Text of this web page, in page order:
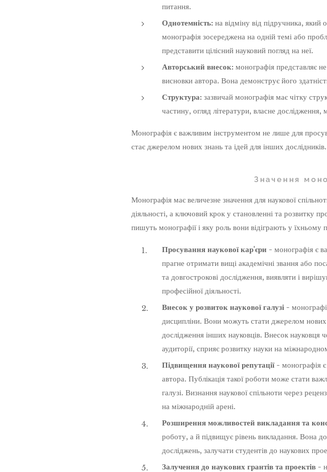
питання.
Однотемність: на відміну від підручника,
монографія зосереджена на одній темі або
представити цілісний науковий погляд на неї.
Авторський внесок: монографія представляє
висновки автора. Вона демонструє його
Структура: зазвичай монографія має чітку
частину, огляд літератури, власне дослідження,
Монографія є важливим інструментом не лише для
стає джерелом нових знань та ідей для інших дослідників.
Значення
Монографія має величезне значення для наукової
діяльності, а ключовий крок у становленні та розвитку
пишуть монографії і яку роль вони відіграють у їхньому
Просування наукової кар'єри - монографія є
прагне отримати вищі академічні звання або
та довгострокові дослідження, виявляти і
професійної діяльності.
Внесок у розвиток наукової галузі -
дисципліни. Вони можуть стати джерелом нових
дослідження інших науковців. Внесок
аудиторії, сприяє розвитку науки на
Підвищення наукової репутації - монографія є
автора. Публікація такої роботи може стати
галузі. Визнання наукової спільноти через
на міжнародній арені.
Розширення можливостей викладання та
роботу, а й підвищує рівень викладання. Вона
досліджень, залучати студентів до наукових
Залучення до наукових грантів та проектів -